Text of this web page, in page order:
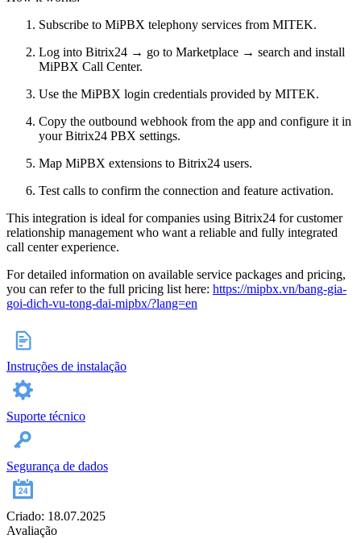
Subscribe to MiPBX telephony services from MITEK.
Log into Bitrix24 → go to Marketplace → search and install
MiPBX Call Center.
Use the MiPBX login credentials provided by MITEK.
Copy the outbound webhook from the app and configure it in
your Bitrix24 PBX settings.
Map MiPBX extensions to Bitrix24 users.
Test calls to confirm the connection and feature activation.
This integration is ideal for companies using Bitrix24 for customer
relationship management who want a reliable and fully integrated
call center experience.
For detailed information on available service packages and pricing,
you can refer to the full pricing list here: https://mipbx.vn/bang-gia-
goi-dich-vu-tong-dai-mipbx/?lang=en
Instruções de instalação
Suporte técnico
Segurança de dados
Criado: 18.07.2025
Avaliação